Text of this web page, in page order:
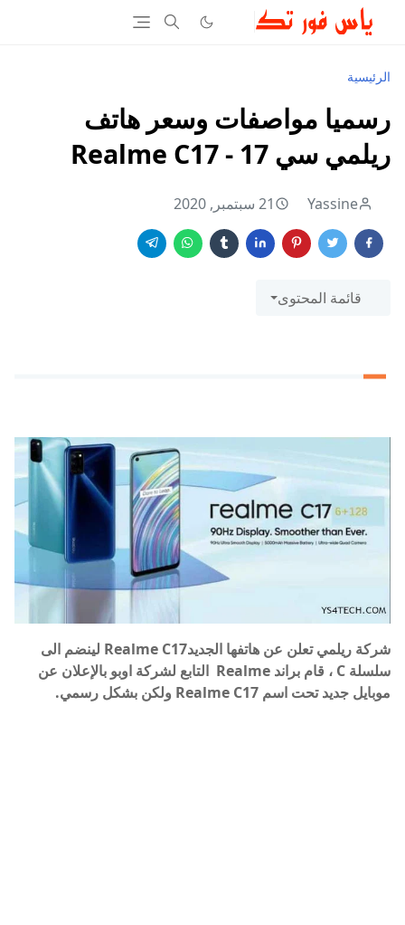
الرئيسية
رسميا مواصفات وسعر هاتف
ريلمي سي 17 - Realme C17
Yassine 21 سبتمبر, 2020
قائمة المحتوى
شركة ريلمي تعلن عن هاتفها الجديدRealme C17 لينضم الى
سلسلة C ، قام براند Realme التابع لشركة اوبو بالإعلان عن
موبايل جديد تحت اسم Realme C17 ولكن بشكل رسمي.